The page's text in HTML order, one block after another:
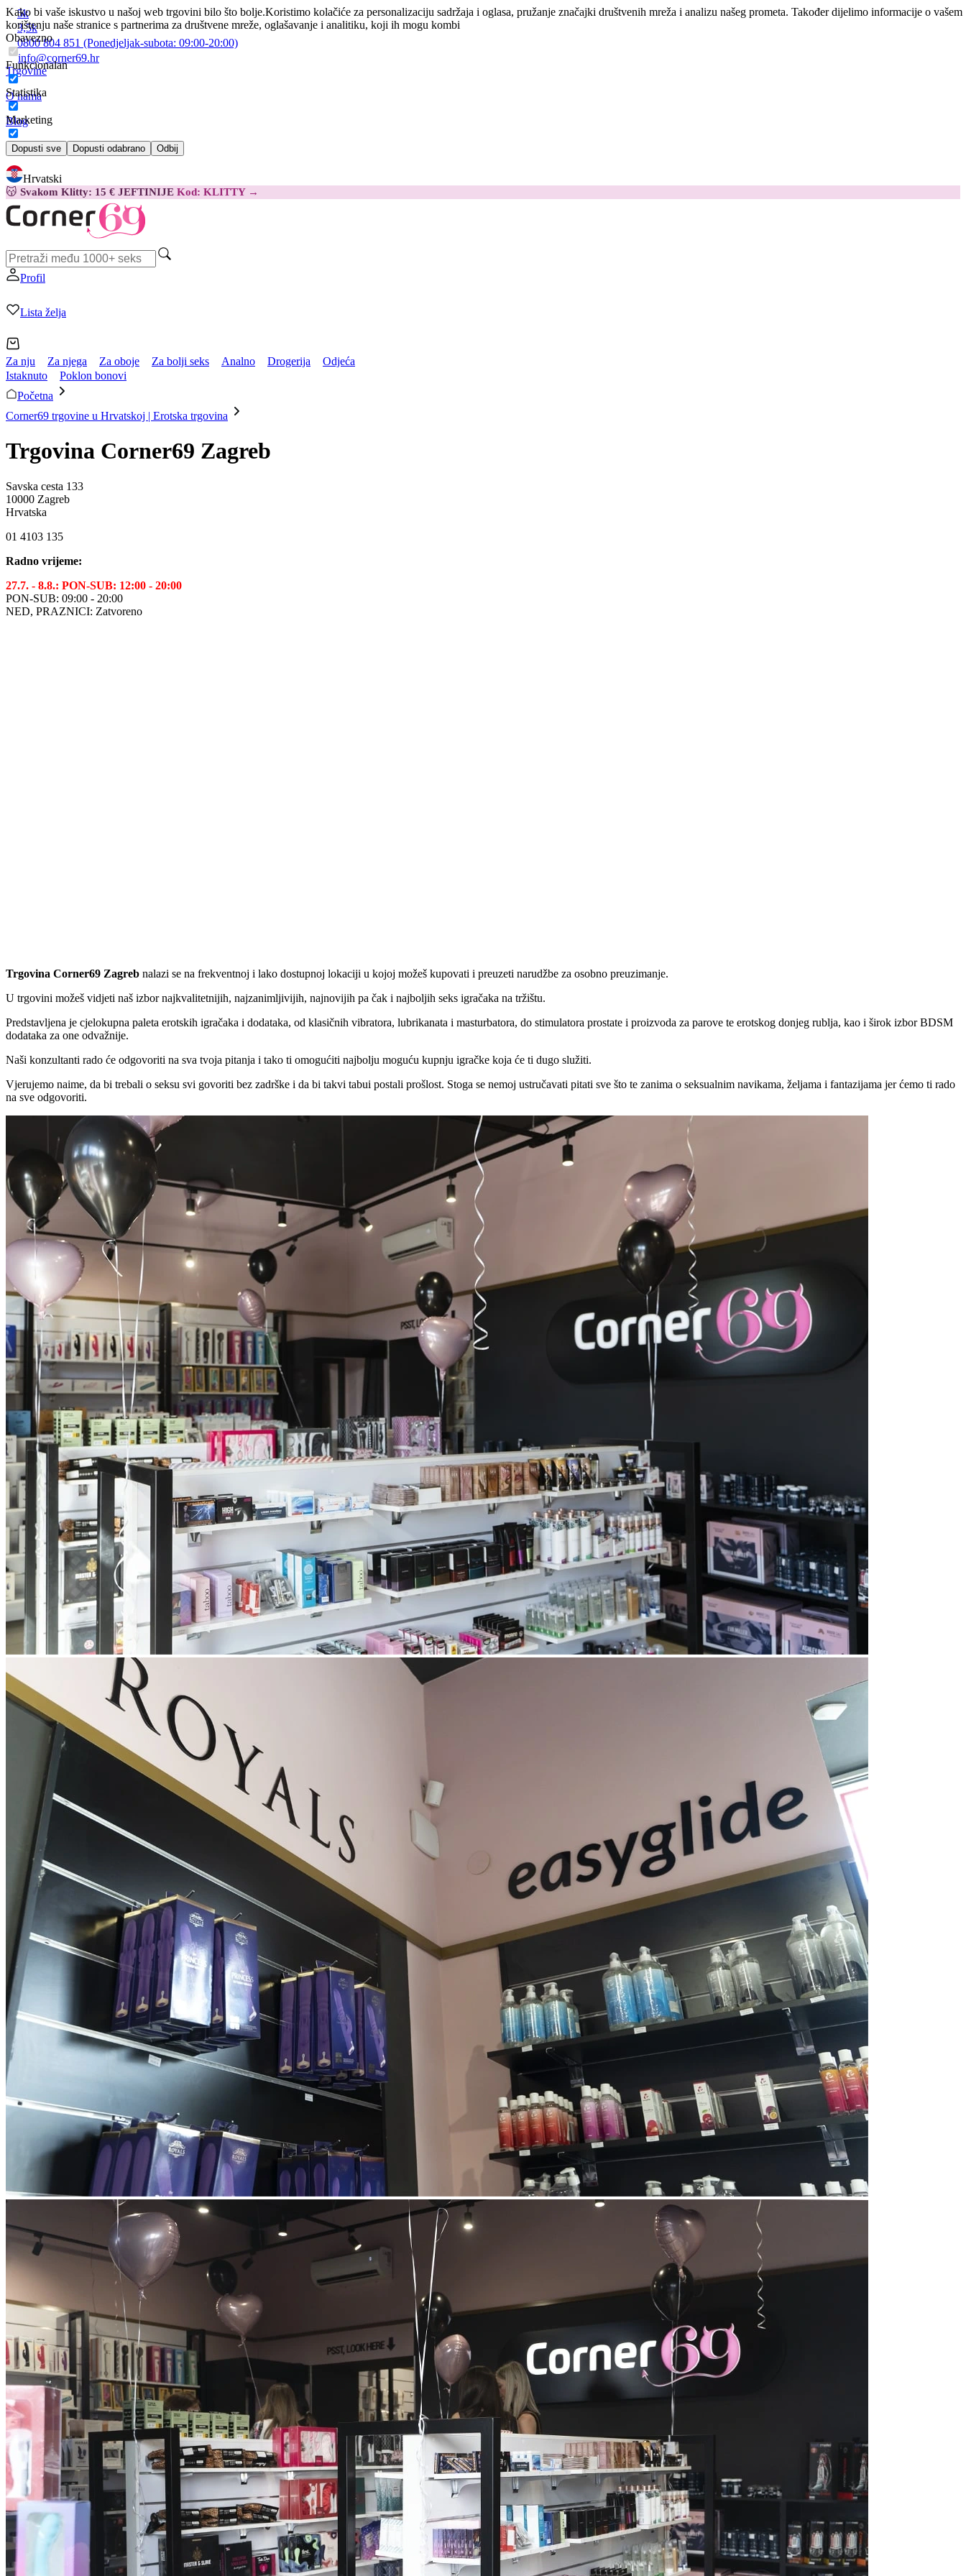
Kako bi vaše iskustvo u našoj web trgovini bilo što bolje.Koristimo kolačiće za personalizaciju sadržaja i oglasa, pružanje značajki društvenih mreža i analizu našeg prometa. Također dijelimo informacije o vašem
korištenju naše stranice s partnerima za društvene mreže, oglašavanje i analitiku, koji ih mogu kombi
Obavezno
Funkcionalan
Statistika
Marketing
Dopusti sve Dopusti odabrano Odbij
5k
3,5k
0800 804 851 (Ponedjeljak-subota: 09:00-20:00)
info@corner69.hr
Trgovine
O nama
Blog
Kontakt
Hrvatski
😽 Svakom Klitty: 15 € JEFTINIJE Kod: KLITTY →
Profil
Lista želja
Za nju Za njega Za oboje Za bolji seks Analno Drogerija
Odjeća
Istaknuto
Poklon bonovi
Početna
Corner69 trgovine u Hrvatskoj | Erotska trgovina
Trgovina Corner69 Zagreb
Savska cesta 133
10000 Zagreb
Hrvatska
01 4103 135
Radno vrijeme:
27.7. - 8.8.: PON-SUB: 12:00 - 20:00
PON-SUB: 09:00 - 20:00
NED, PRAZNICI: Zatvoreno
Trgovina Corner69 Zagreb nalazi se na frekventnoj i lako dostupnoj lokaciji u kojoj možeš kupovati i preuzeti narudžbe za osobno preuzimanje.
U trgovini možeš vidjeti naš izbor najkvalitetnijih, najzanimljivijih, najnovijih pa čak i najboljih seks igračaka na tržištu.
Predstavljena je cjelokupna paleta erotskih igračaka i dodataka, od klasičnih vibratora, lubrikanata i masturbatora, do stimulatora prostate i proizvoda za parove te erotskog donjeg rublja, kao i širok izbor BDSM
dodataka za one odvažnije.
Naši konzultanti rado će odgovoriti na sva tvoja pitanja i tako ti omogućiti najbolju moguću kupnju igračke koja će ti dugo služiti.
Vjerujemo naime, da bi trebali o seksu svi govoriti bez zadrške i da bi takvi tabui postali prošlost. Stoga se nemoj ustručavati pitati sve što te zanima o seksualnim navikama, željama i fantazijama jer ćemo ti rado
na sve odgovoriti.